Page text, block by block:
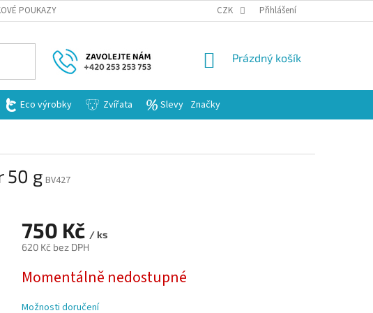
POUKAZY CZK Přihlášení
NÁKUPNÍ
Prázdný košík
Eco výrobky Zvířata Slevy Značky
50 g BV427
750 Kč / ks
620 Kč bez DPH
cena:
Momentálně nedostupné
Možnosti doručení